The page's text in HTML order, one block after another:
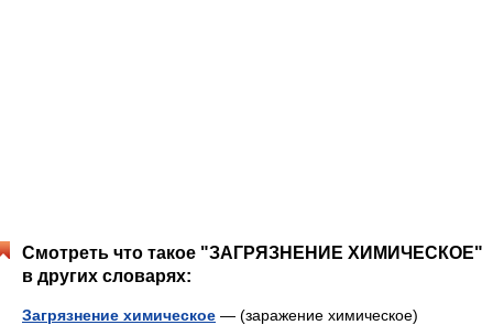
Смотреть что такое "ЗАГРЯЗНЕНИЕ ХИМИЧЕСКОЕ"
в других словарях:
Загрязнение химическое — (заражение химическое)